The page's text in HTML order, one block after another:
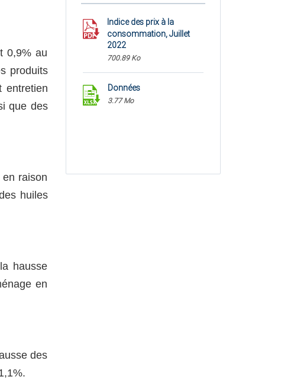
0,9% au
produits
entretien
que des
raison
huiles
hausse
en
des
Indice des prix à la
consommation, Juillet
2022
700.89 Ko
Données
3.77 Mo